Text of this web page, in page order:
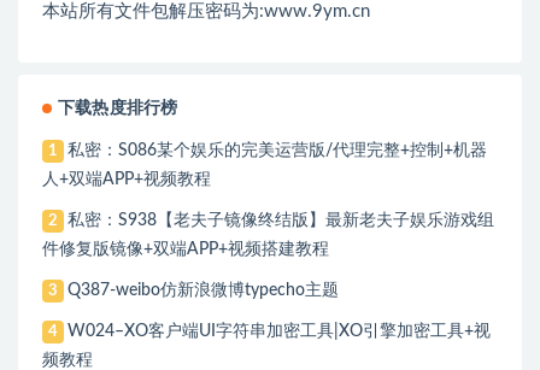
本站所有文件包解压密码为:www.9ym.cn
下载热度排行榜
1
私密：S086某个娱乐的完美运营版/代理完整+控制+机器
人+双端APP+视频教程
2
私密：S938【老夫子镜像终结版】最新老夫子娱乐游戏组
件修复版镜像+双端APP+视频搭建教程
3 Q387-weibo仿新浪微博typecho主题
4
W024–XO客户端UI字符串加密工具|XO引擎加密工具+视
频教程